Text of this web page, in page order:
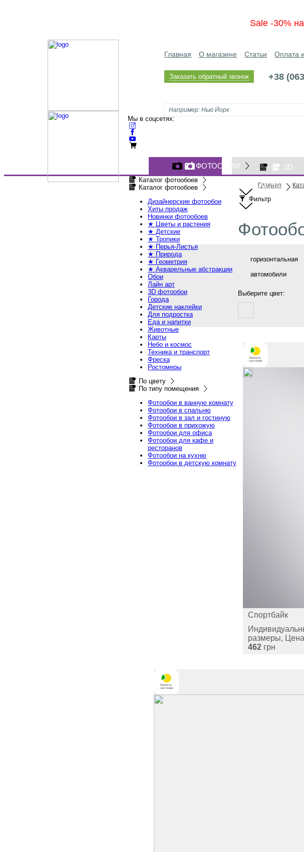
Sale -30%
Главная О магазине Статьи Оплата
Заказать обратный звонок +38
Мы в соцсетях:
ФОТООБОИ 3D
ОБОИ
Каталог фотообоев
Каталог фотообоев
Дизайнерские фотообои
Хиты продаж
Новинки фотообоев
★ Цветы и растения
★ Детские
★ Тропики
★ Перья-Листья
★ Природа
★ Геометрия
★ Акварельные абстракции
Обои
Лайн арт
3D фотообои
Города
Детские наклейки
Для подростка
Еда и напитки
Животные
Карты
Небо и космос
Техника и транспорт
Фреска
Ростомеры
По цвету
По типу помещения
Фотообои в ванную комнату
Фотообои в спальню
Фотообои в зал и гостиную
Фотообои в прихожую
Фотообои для офиса
Фотообои для кафе и
ресторанов
Фотообои на кухню
Фотообои в детскую комнату
Главная
Фильтр
горизонтальная
автомобили
Выберите цвет:
Спортбайк
размеры,
462 грн